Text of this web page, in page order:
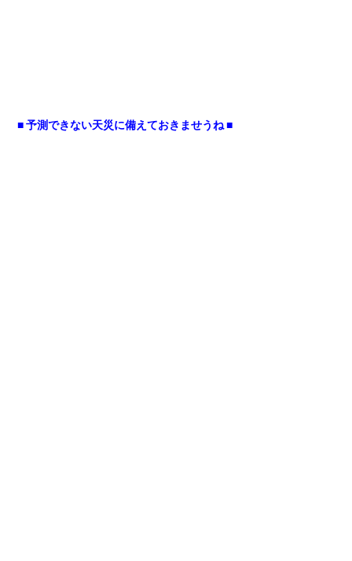
■ 予測できない天災に備えておきませうね ■